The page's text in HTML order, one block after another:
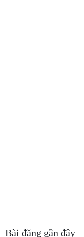
Bài đăng gần đây